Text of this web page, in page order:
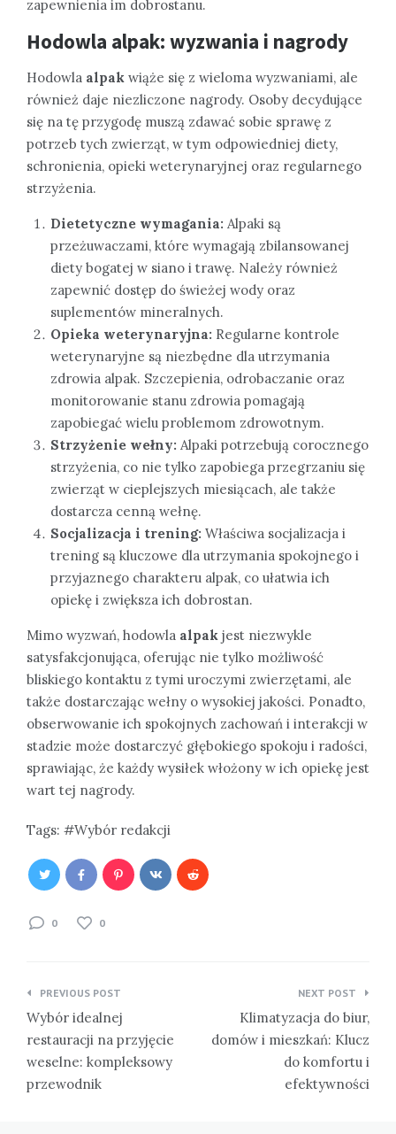
zapewnienia im dobrostanu.
Hodowla alpak: wyzwania i nagrody
Hodowla alpak wiąże się z wieloma wyzwaniami, ale
również daje niezliczone nagrody. Osoby decydujące
się na tę przygodę muszą zdawać sobie sprawę z
potrzeb tych zwierząt, w tym odpowiedniej diety,
schronienia, opieki weterynaryjnej oraz regularnego
strzyżenia.
Dietetyczne wymagania: Alpaki są
przeżuwaczami, które wymagają zbilansowanej
diety bogatej w siano i trawę. Należy również
zapewnić dostęp do świeżej wody oraz
suplementów mineralnych.
Opieka weterynaryjna: Regularne kontrole
weterynaryjne są niezbędne dla utrzymania
zdrowia alpak. Szczepienia, odrobaczanie oraz
monitorowanie stanu zdrowia pomagają
zapobiegać wielu problemom zdrowotnym.
Strzyżenie wełny: Alpaki potrzebują corocznego
strzyżenia, co nie tylko zapobiega przegrzaniu się
zwierząt w cieplejszych miesiącach, ale także
dostarcza cenną wełnę.
Socjalizacja i trening: Właściwa socjalizacja i
trening są kluczowe dla utrzymania spokojnego i
przyjaznego charakteru alpak, co ułatwia ich
opiekę i zwiększa ich dobrostan.
Mimo wyzwań, hodowla alpak jest niezwykle
satysfakcjonująca, oferując nie tylko możliwość
bliskiego kontaktu z tymi uroczymi zwierzętami, ale
także dostarczając wełny o wysokiej jakości. Ponadto,
obserwowanie ich spokojnych zachowań i interakcji w
stadzie może dostarczyć głębokiego spokoju i radości,
sprawiając, że każdy wysiłek włożony w ich opiekę jest
wart tej nagrody.
Tags: Wybór redakcji
0 0
Nawigacja
wpisu
PREVIOUS POST
Wybór idealnej
restauracji na przyjęcie
weselne: kompleksowy
przewodnik
NEXT POST
Klimatyzacja do biur,
domów i mieszkań: Klucz
do komfortu i
efektywności